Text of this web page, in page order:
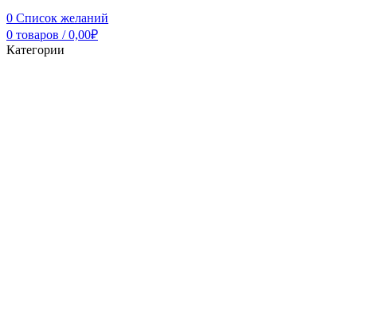
0 Список желаний
0 товаров / 0,00₽
Категории